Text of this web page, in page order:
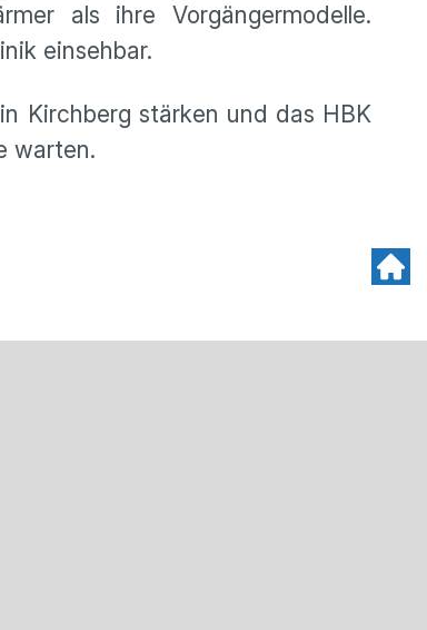
als ihre Vorgängermodelle.
einsehbar.
Kirchberg stärken und das HBK
warten.